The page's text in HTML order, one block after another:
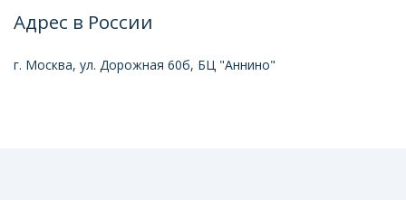
Адрес в России
г. Москва, ул. Дорожная 60б, БЦ "Аннино"